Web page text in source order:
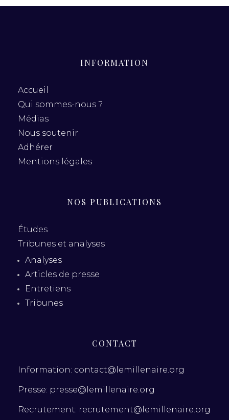
INFORMATION
Accueil
Qui sommes-nous ?
Médias
Nous soutenir
Adhérer
Mentions légales
NOS PUBLICATIONS
Études
Tribunes et analyses
Analyses
Articles de presse
Entretiens
Tribunes
CONTACT
Information: contact@lemillenaire.org
Presse: presse@lemillenaire.org
Recrutement: recrutement@lemillenaire.org